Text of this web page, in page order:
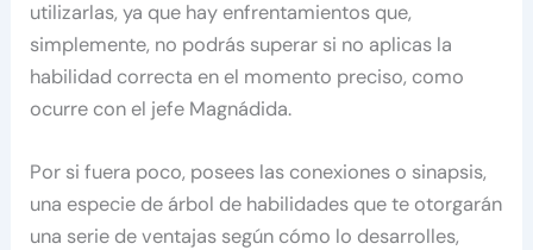
utilizarlas, ya que hay enfrentamientos que,
simplemente, no podrás superar si no aplicas la
habilidad correcta en el momento preciso, como
ocurre con el jefe Magnádida.
Por si fuera poco, posees las conexiones o sinapsis,
una especie de árbol de habilidades que te otorgarán
una serie de ventajas según cómo lo desarrolles,